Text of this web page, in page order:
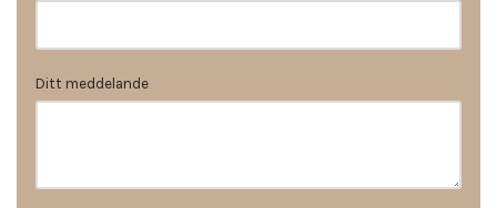
Ditt meddelande